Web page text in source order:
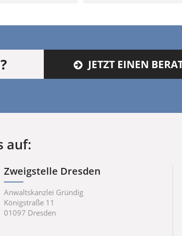
JETZT EINEN
auf:
Zweigstelle Dresden
Anwaltskanzlei Gründig
Königstraße 11
01097 Dresden